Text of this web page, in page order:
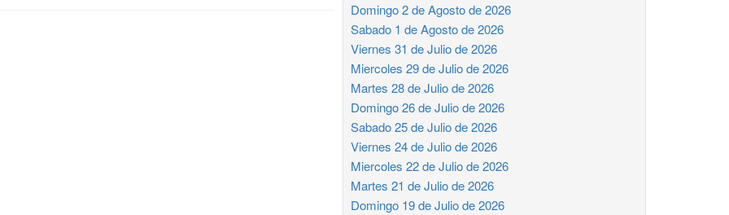
Domingo 2 de Agosto de 2026
Sabado 1 de Agosto de 2026
Viernes 31 de Julio de 2026
Miercoles 29 de Julio de 2026
Martes 28 de Julio de 2026
Domingo 26 de Julio de 2026
Sabado 25 de Julio de 2026
Viernes 24 de Julio de 2026
Miercoles 22 de Julio de 2026
Martes 21 de Julio de 2026
Domingo 19 de Julio de 2026